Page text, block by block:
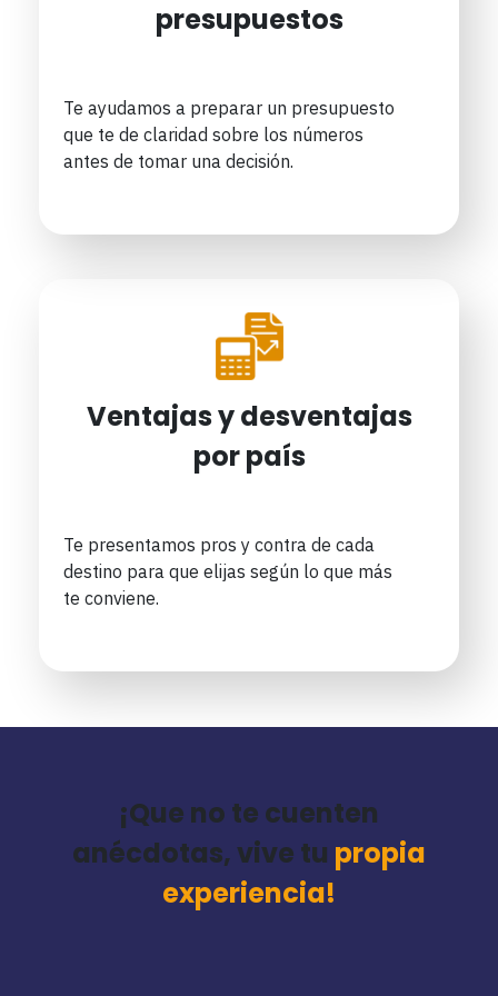
presupuestos
Te ayudamos a preparar un presupuesto
que te de claridad sobre los números
antes de tomar una decisión.
Ventajas y desventajas
por país
Te presentamos pros y contra de cada
destino para que elijas según lo que más
te conviene.
¡Que no te cuenten
anécdotas, vive tu propia
experiencia!